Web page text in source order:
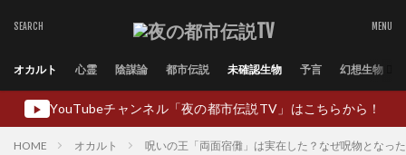
オカルト 心霊 陰謀論 都市伝説 未確認生物 予言 幻想生物
▶ YouTubeチャンネル「夜の都市伝説TV」はこちらから！
HOME オカルト 呪いの王「両面宿儺」は実在した？なぜ呪物となっ